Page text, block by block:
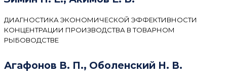
ДИАГНОСТИКА ЭКОНОМИЧЕСКОЙ ЭФФЕКТИВНОСТИ
КОНЦЕНТРАЦИИ ПРОИЗВОДСТВА В ТОВАРНОМ
РЫБОВОДСТВЕ
Агафонов В. П., Оболенский Н. В.